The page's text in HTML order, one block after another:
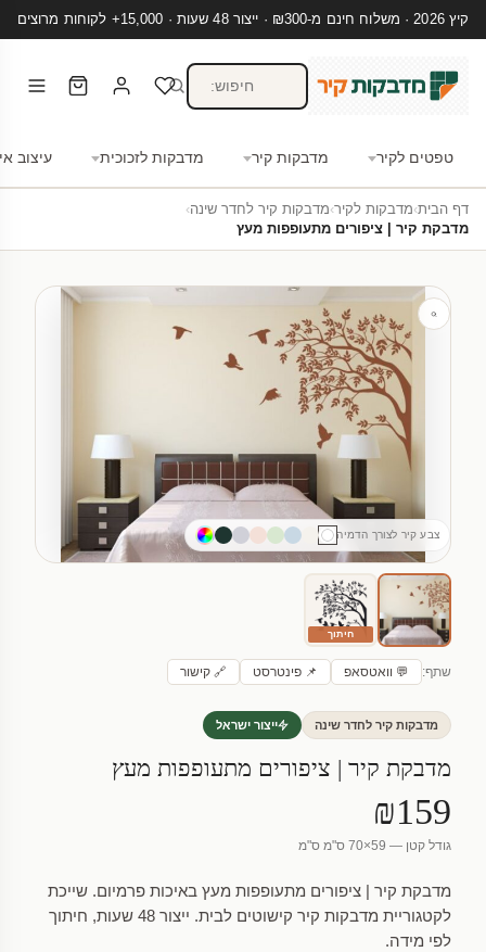
קיץ 2026 · משלוח חינם מ-₪300 · ייצור 48 שעות · 15,000+ לקוחות מרוצים
טפטים לקיר מדבקות קיר מדבקות לזכוכית עיצוב
דף הבית›מדבקות לקיר›מדבקות קיר לחדר שינה›
מדבקת קיר | ציפורים מתעופפות מעץ
צבע קיר לצורך הדמיה
חיתוך
שתף: 💬 וואטסאפ 📌 פינטרסט 🔗 קישור
מדבקות קיר לחדר שינה ייצור ישראל
מדבקת קיר | ציפורים מתעופפות מעץ
₪159
גודל קטן — 59×70 ס"מ ס"מ
מדבקת קיר | ציפורים מתעופפות מעץ באיכות פרמיום. שייכת
לקטגוריית מדבקות קיר קישוטים לבית. ייצור 48 שעות, חיתוך
לפי מידה.